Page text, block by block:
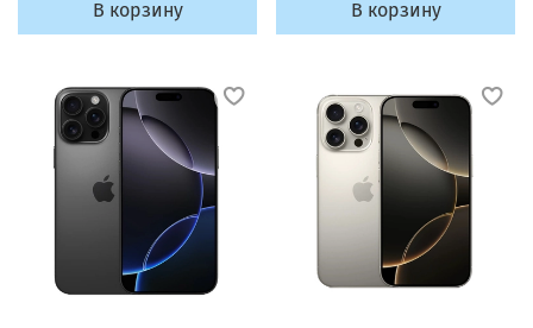
В корзину В корзину